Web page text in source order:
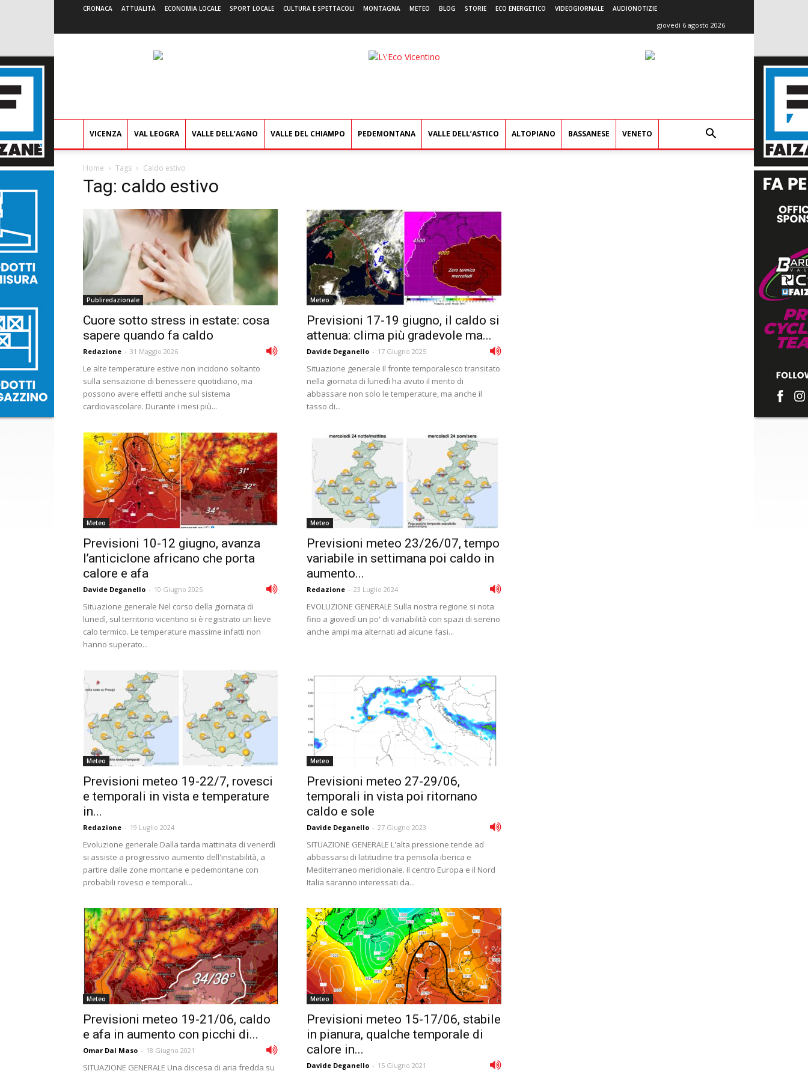
CRONACA ATTUALITÀ ECONOMIA LOCALE SPORT LOCALE CULTURA E SPETTACOLI MONTAGNA METEO BLOG STORIE ECO ENERGETICO VIDEOGIORNALE AUDIONOTIZIE
giovedì 6 agosto 2026
L'Eco
VICENZA VAL LEOGRA VALLE DELL’AGNO VALLE DEL CHIAMPO PEDEMONTANA VALLE DELL’ASTICO ALTOPIANO BASSANESE VENETO
Home Tags Caldo estivo
Tag: caldo estivo
Publiredazionale
Cuore sotto stress in estate: cosa
sapere quando fa caldo
Redazione - 31 Maggio 2026
Le alte temperature estive non incidono soltanto
sulla sensazione di benessere quotidiano, ma
possono avere effetti anche sul sistema
cardiovascolare. Durante i mesi più...
Meteo
Previsioni 17-19 giugno, il caldo si
attenua: clima più gradevole ma...
Davide Deganello - 17 Giugno 2025
Situazione generale Il fronte temporalesco transitato
nella giornata di lunedì ha avuto il merito di
abbassare non solo le temperature, ma anche il
tasso di...
Meteo
Previsioni 10-12 giugno, avanza
l’anticiclone africano che porta
calore e afa
Davide Deganello - 10 Giugno 2025
Situazione generale Nel corso della giornata di
lunedì, sul territorio vicentino si è registrato un lieve
calo termico. Le temperature massime infatti non
hanno superato...
Meteo
Previsioni meteo 23/26/07, tempo
variabile in settimana poi caldo in
aumento...
Redazione - 23 Luglio 2024
EVOLUZIONE GENERALE Sulla nostra regione si nota
fino a giovedì un po' di variabilità con spazi di sereno
anche ampi ma alternati ad alcune fasi...
Meteo
Previsioni meteo 19-22/7, rovesci
e temporali in vista e temperature
in...
Redazione - 19 Luglio 2024
Evoluzione generale Dalla tarda mattinata di venerdì
si assiste a progressivo aumento dell'instabilità, a
partire dalle zone montane e pedemontane con
probabili rovesci e temporali...
Meteo
Previsioni meteo 27-29/06,
temporali in vista poi ritornano
caldo e sole
Davide Deganello - 27 Giugno 2023
SITUAZIONE GENERALE L'alta pressione tende ad
abbassarsi di latitudine tra penisola iberica e
Mediterraneo meridionale. Il centro Europa e il Nord
Italia saranno interessati da...
Meteo
Previsioni meteo 19-21/06, caldo
e afa in aumento con picchi di...
Omar Dal Maso - 18 Giugno 2021
SITUAZIONE GENERALE Una discesa di aria fredda su
Meteo
Previsioni meteo 15-17/06, stabile
in pianura, qualche temporale di
calore in...
Davide Deganello - 15 Giugno 2021